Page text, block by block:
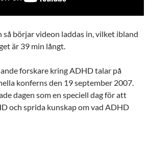
så börjar videon laddas in, vilket ibland
är 39 min långt.
forskare kring ADHD talar på
konferns den 19 september 2007.
dagen som en speciell dag för att
och sprida kunskap om vad ADHD